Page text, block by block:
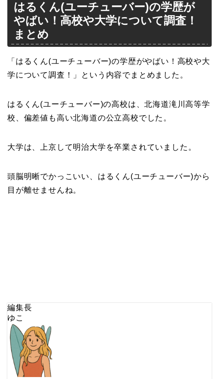
はるくん(ユーチューバー)の学歴が
やばい！高校や大学について調査！
まとめ
「はるくん(ユーチューバー)の学歴がやばい！高校や大
学について調査！」という内容でまとめました。
はるくん(ユーチューバー)の高校は、北海道滝川高等学
校、偏差値も高い北海道の公立高校でした。
大学は、上京して明治大学を卒業されていました。
頭脳明晰でかっこいい、はるくん(ユーチューバー)から
目が離せませんね。
編集長
ゆこ